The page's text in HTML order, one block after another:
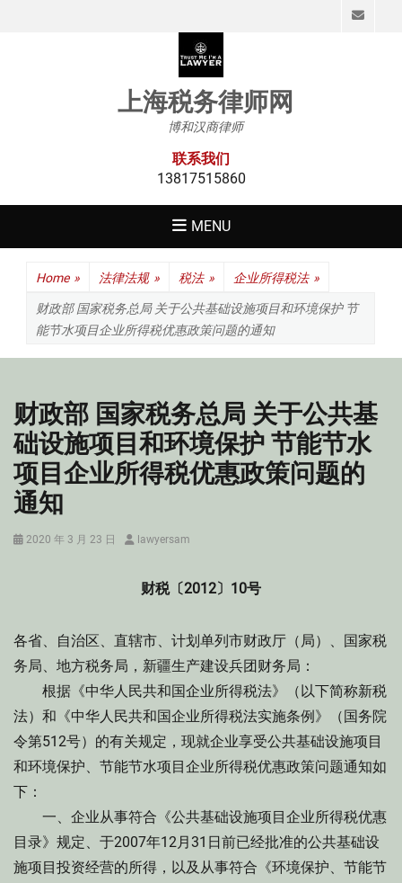
上海税务律师网
博和汉商律师
联系我们
13817515860
MENU
Home » 法律法规 » 税法 » 企业所得税法 »
财政部 国家税务总局 关于公共基础设施项目和环境保护 节
能节水项目企业所得税优惠政策问题的通知
财政部 国家税务总局 关于公共基
础设施项目和环境保护 节能节水
项目企业所得税优惠政策问题的
通知
Posted
2020 年 3 月 23 日 Authorlawyersam
财税〔2012〕10号
各省、自治区、直辖市、计划单列市财政厅（局）、国家税
务局、地方税务局，新疆生产建设兵团财务局：
根据《中华人民共和国企业所得税法》（以下简称新税
法）和《中华人民共和国企业所得税法实施条例》（国务院
令第512号）的有关规定，现就企业享受公共基础设施项目
和环境保护、节能节水项目企业所得税优惠政策问题通知如
下：
一、企业从事符合《公共基础设施项目企业所得税优惠
目录》规定、于2007年12月31日前已经批准的公共基础设
施项目投资经营的所得，以及从事符合《环境保护、节能节